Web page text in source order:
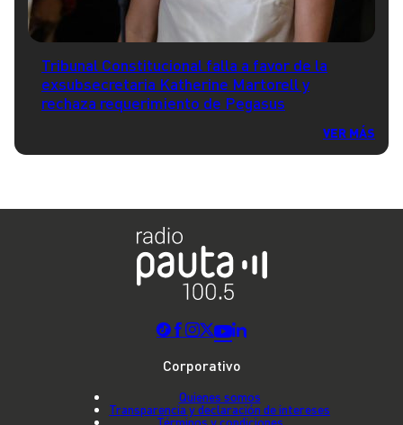
Tribunal Constitucional falla a favor de la
exsubsecretaria Katherine Martorell y
rechaza requerimiento de Pegasus
VER MÁS
Corporativo
Quienes somos
Transparencia y declaración de intereses
Términos y condiciones